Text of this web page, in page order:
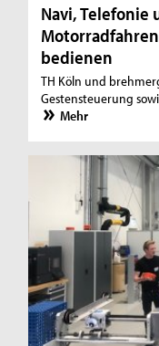
Navi, Telefonie
bedienen
TH Köln und
Gestensteuerung
Mehr